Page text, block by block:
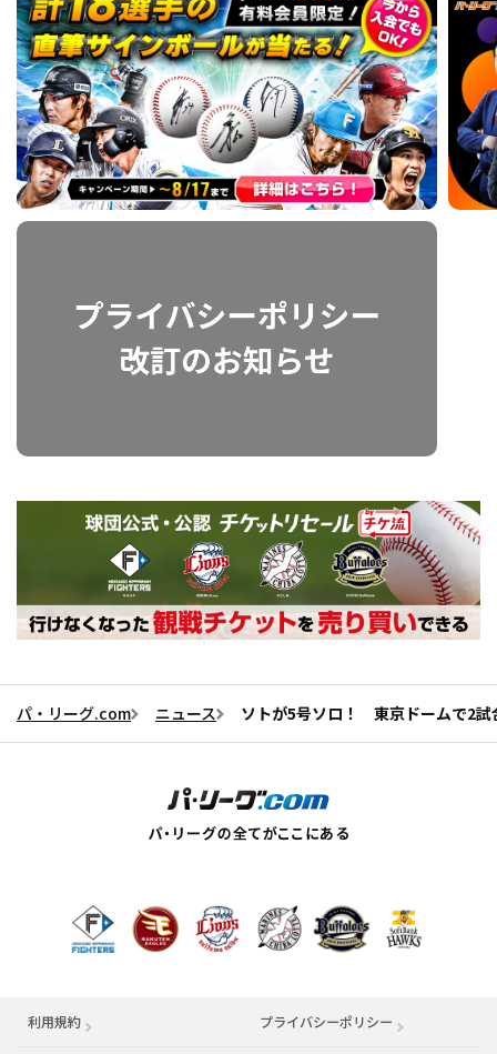
パ・リーグ.com ニュース ソトが5号ソロ！ 東京ドームで2試
利用規約 プライバシーポリシー